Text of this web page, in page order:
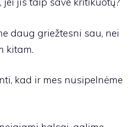
daug griežtesni sau, nei
kitam.
kad ir mes nusipelnėme